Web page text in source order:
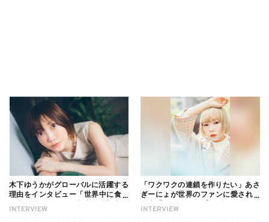
INTERVIEW
木下ゆうかがグローバルに活躍する
理由をインタビュー「世界中に食べ
ついても
INTERVIEW
「ワクワクの連鎖を作りたい」あさ
ぎーにょが世界のファンに愛される